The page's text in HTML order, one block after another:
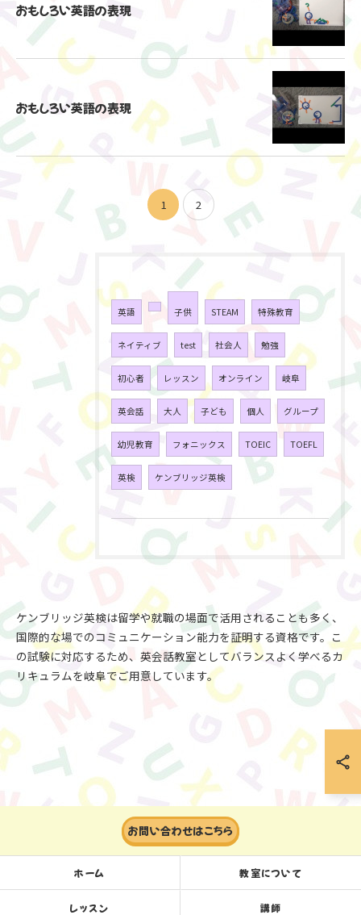
おもしろい英語の表現
おもしろい英語の表現
1 2
英語 子供 STEAM 特殊教育
ネイティブ test 社会人 勉強
初心者 レッスン オンライン 岐阜
英会話 大人 子ども 個人 グループ
幼児教育 フォニックス TOEIC TOEFL
英検 ケンブリッジ英検
ケンブリッジ英検は留学や就職の場面で活用されることも多く、
国際的な場でのコミュニケーション能力を証明する資格です。こ
の試験に対応するため、英会話教室としてバランスよく学べるカ
リキュラムを岐阜でご用意しています。
お問い合わせはこちら
ホーム 教室について
レッスン 講師
お申し込みはこちらから